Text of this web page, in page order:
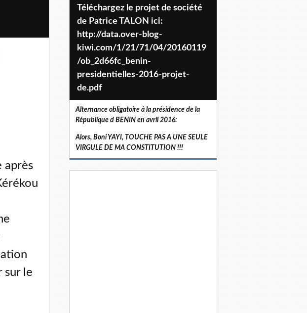
après
sur le
Téléchargez le projet de société
de Patrice TALON ici:
http://data.over-blog-
kiwi.com/1/21/71/04/20160119
/ob_2d66fc_benin-
presidentielles-2016-projet-
de.pdf
Alternance obligatoire à la présidence de la
République d BENIN en avril 2016:
Alors, Boni YAYI, TOUCHE PAS A UNE SEULE
VIRGULE DE MA CONSTITUTION !!!